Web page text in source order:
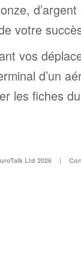
d’argent
votre
vos
d’un
les fiches
Ltd 2026 |